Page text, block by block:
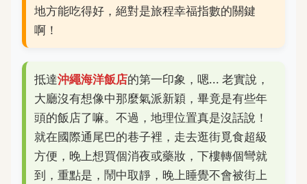
地方能吃得好，絕對是旅程幸福指數的關鍵
啊！
抵達沖繩海洋飯店的第一印象，嗯... 老實說，
大廳沒有想像中那麼氣派新穎，畢竟是有些年
頭的飯店了嘛。不過，地理位置真是沒話說！
就在國際通尾巴的巷子裡，走去逛街覓食超級
方便，晚上想買個消夜或藥妝，下樓轉個彎就
到，重點是，鬧中取靜，晚上睡覺不會被街上